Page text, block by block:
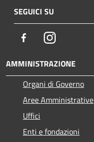
SEGUICI SU
FacebookInstagram
AMMINISTRAZIONE
Organi di Governo
Aree Amministrative
Uffici
Enti e fondazioni